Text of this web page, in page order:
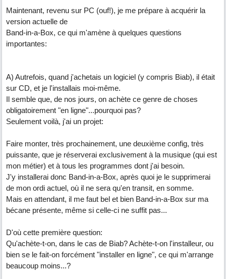
Maintenant, revenu sur PC (ouf!), je me prépare à acquérir la
version actuelle de
Band-in-a-Box, ce qui m'amène à quelques questions
importantes:
A) Autrefois, quand j'achetais un logiciel (y compris Biab), il était
sur CD, et je l'installais moi-même.
Il semble que, de nos jours, on achète ce genre de choses
obligatoirement "en ligne"...pourquoi pas?
Seulement voilà, j'ai un projet:
Faire monter, très prochainement, une deuxième config, très
puissante, que je réserverai exclusivement à la musique (qui est
mon métier) et à tous les programmes dont j'ai besoin.
J'y installerai donc Band-in-a-Box, après quoi je le supprimerai
de mon ordi actuel, où il ne sera qu'en transit, en somme.
Mais en attendant, il me faut bel et bien Band-in-a-Box sur ma
bécane présente, même si celle-ci ne suffit pas...
D'où cette première question:
Qu'achète-t-on, dans le cas de Biab? Achète-t-on l'installeur, ou
bien se le fait-on forcément "installer en ligne", ce qui m'arrange
beaucoup moins...?